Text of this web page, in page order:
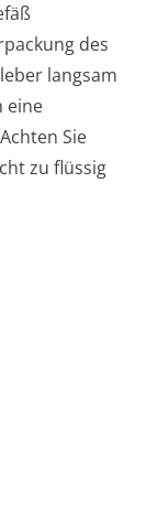
des
langsam
eine
Sie
zu flüssig